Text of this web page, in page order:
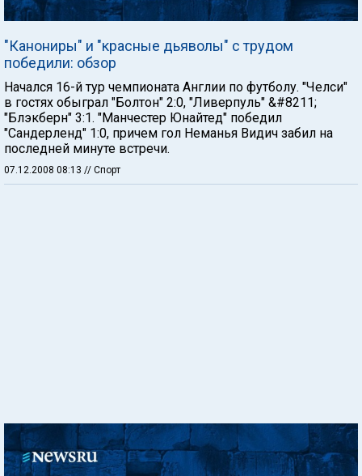
"Канониры" и "красные дьяволы" с трудом
победили: обзор
Начался 16-й тур чемпионата Англии по футболу. "Челси"
в гостях обыграл "Болтон" 2:0, "Ливерпуль" &#8211;
"Блэкберн" 3:1. "Манчестер Юнайтед" победил
"Сандерленд" 1:0, причем гол Неманья Видич забил на
последней минуте встречи.
07.12.2008 08:13 // Спорт